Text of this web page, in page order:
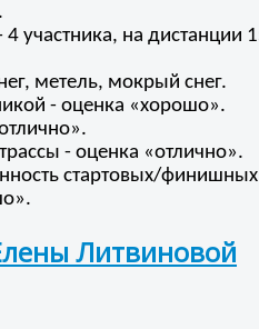
на дистанции
метель, мокрый снег.
- оценка «хорошо».
- оценка «отлично».
стартовых/
Литвиновой